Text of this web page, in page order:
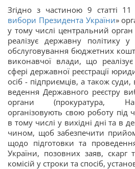
Згідно з частиною 9 статті
вибори Президента України»
у тому числі центральний
реалізує державну політику у
обслуговування бюджетних
виконавчої влади, що
сфері державної реєстрації
осіб - підприємців, а також суди,
ведення Державного реєстру
органи (прокуратура,
організовують свою роботу під
в тому числі у вихідні дні та в
чином, щоб забезпечити
щодо підготовки та
України, позовних заяв, скарг
комісій у строки та спосіб,